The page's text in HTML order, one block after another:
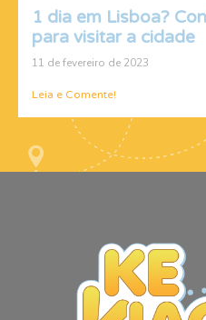
1 dia em Lisboa?
para visitar a cidade
11 de fevereiro de 2023
Leia e Comente!